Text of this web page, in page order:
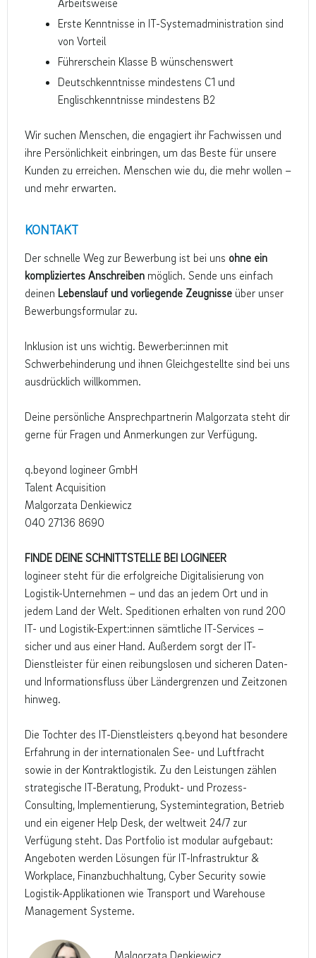
Arbeitsweise
Erste Kenntnisse in IT-Systemadministration sind
von Vorteil
Führerschein Klasse B wünschenswert
Deutschkenntnisse mindestens C1 und
Englischkenntnisse mindestens B2
Wir suchen Menschen, die engagiert ihr Fachwissen und
ihre Persönlichkeit einbringen, um das Beste für unsere
Kunden zu erreichen. Menschen wie du, die mehr wollen –
und mehr erwarten.
KONTAKT
Der schnelle Weg zur Bewerbung ist bei uns ohne ein
kompliziertes Anschreiben möglich. Sende uns einfach
deinen Lebenslauf und vorliegende Zeugnisse über unser
Bewerbungsformular zu.
Inklusion ist uns wichtig. Bewerber:innen mit
Schwerbehinderung und ihnen Gleichgestellte sind bei uns
ausdrücklich willkommen.
Deine persönliche Ansprechpartnerin Malgorzata steht dir
gerne für Fragen und Anmerkungen zur Verfügung.
q.beyond logineer GmbH
Talent Acquisition
Malgorzata Denkiewicz
040 27136 8690
FINDE DEINE SCHNITTSTELLE BEI LOGINEER
logineer steht für die erfolgreiche Digitalisierung von
Logistik-Unternehmen – und das an jedem Ort und in
jedem Land der Welt. Speditionen erhalten von rund 200
IT- und Logistik-Expert:innen sämtliche IT-Services –
sicher und aus einer Hand. Außerdem sorgt der IT-
Dienstleister für einen reibungslosen und sicheren Daten-
und Informationsfluss über Ländergrenzen und Zeitzonen
hinweg.
Die Tochter des IT-Dienstleisters q.beyond hat besondere
Erfahrung in der internationalen See- und Luftfracht
sowie in der Kontraktlogistik. Zu den Leistungen zählen
strategische IT-Beratung, Produkt- und Prozess-
Consulting, Implementierung, Systemintegration, Betrieb
und ein eigener Help Desk, der weltweit 24/7 zur
Verfügung steht. Das Portfolio ist modular aufgebaut:
Angeboten werden Lösungen für IT-Infrastruktur &
Workplace, Finanzbuchhaltung, Cyber Security sowie
Logistik-Applikationen wie Transport und Warehouse
Management Systeme.
Malgorzata Denkiewicz